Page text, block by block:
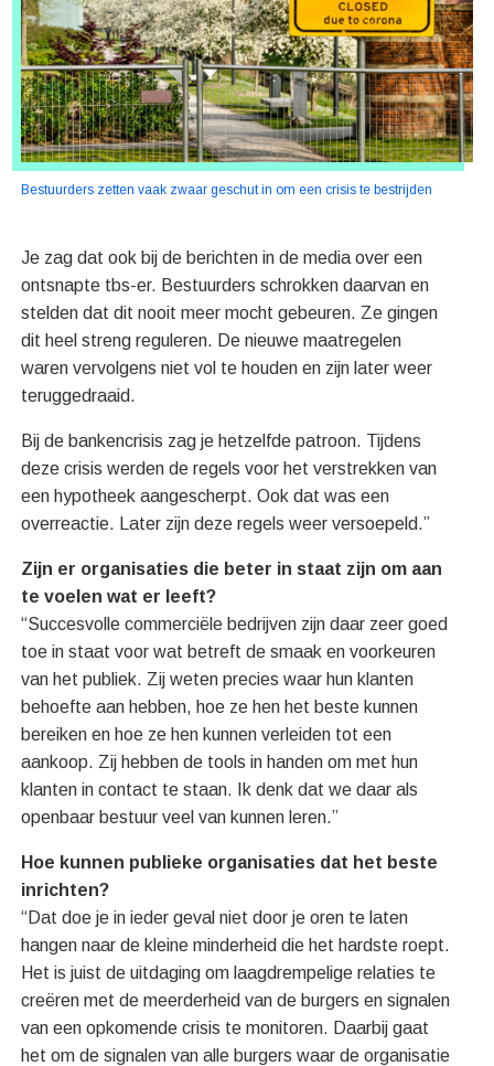
Bestuurders zetten vaak zwaar geschut in om een crisis te bestrijden
Je zag dat ook bij de berichten in de media over een
ontsnapte tbs-er. Bestuurders schrokken daarvan en
stelden dat dit nooit meer mocht gebeuren. Ze gingen
dit heel streng reguleren. De nieuwe maatregelen
waren vervolgens niet vol te houden en zijn later weer
teruggedraaid.
Bij de bankencrisis zag je hetzelfde patroon. Tijdens
deze crisis werden de regels voor het verstrekken van
een hypotheek aangescherpt. Ook dat was een
overreactie. Later zijn deze regels weer versoepeld.”
Zijn er organisaties die beter in staat zijn om aan
te voelen wat er leeft?
“Succesvolle commerciële bedrijven zijn daar zeer goed
toe in staat voor wat betreft de smaak en voorkeuren
van het publiek. Zij weten precies waar hun klanten
behoefte aan hebben, hoe ze hen het beste kunnen
bereiken en hoe ze hen kunnen verleiden tot een
aankoop. Zij hebben de tools in handen om met hun
klanten in contact te staan. Ik denk dat we daar als
openbaar bestuur veel van kunnen leren.”
Hoe kunnen publieke organisaties dat het beste
inrichten?
“Dat doe je in ieder geval niet door je oren te laten
hangen naar de kleine minderheid die het hardste roept.
Het is juist de uitdaging om laagdrempelige relaties te
creëren met de meerderheid van de burgers en signalen
van een opkomende crisis te monitoren. Daarbij gaat
het om de signalen van alle burgers waar de organisatie